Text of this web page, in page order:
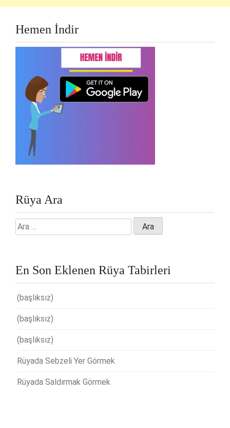
Hemen İndir
Rüya Ara
Arama:
En Son Eklenen Rüya Tabirleri
(başlıksız)
(başlıksız)
(başlıksız)
Rüyada Sebzeli Yer Görmek
Rüyada Saldırmak Görmek